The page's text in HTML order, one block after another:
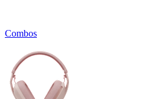
Combos